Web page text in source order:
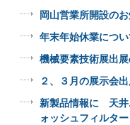
岡山営業所開設の
年末年始休業につい
機械要素技術展出
２、３月の展示会
新製品情報に 天井
ォッシュフィルタ